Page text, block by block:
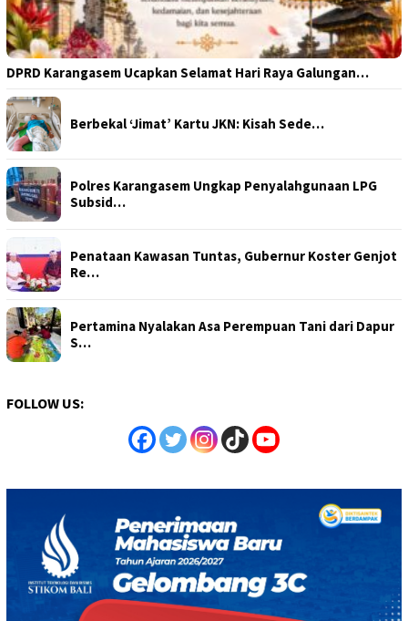
DPRD Karangasem Ucapkan Selamat Hari Raya Galungan…
Berbekal ‘Jimat’ Kartu JKN: Kisah Sede…
Polres Karangasem Ungkap Penyalahgunaan LPG
Subsid…
Penataan Kawasan Tuntas, Gubernur Koster Genjot
Re…
Pertamina Nyalakan Asa Perempuan Tani dari Dapur
S…
FOLLOW US: